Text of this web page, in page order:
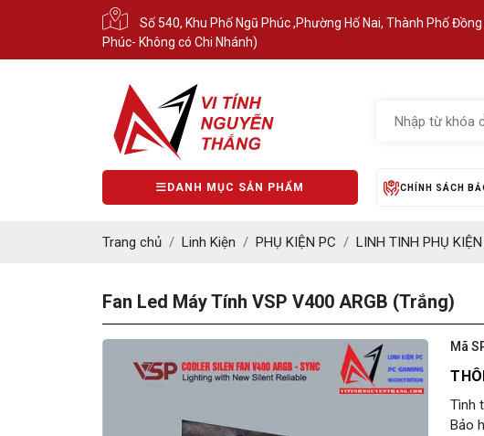
Số 540, Khu Phố Ngũ Phúc ,Phường Hố Nai, Thành Phố
Phúc- Không có Chi Nhánh)
DANH MỤC SẢN PHẨM CHÍNH SÁCH
Trang chủ Linh Kiện PHỤ KIỆN PC LINH TINH PHỤ
Fan Led Máy Tính VSP V400 ARGB (Trắng)
Mã
Tình
Bảo